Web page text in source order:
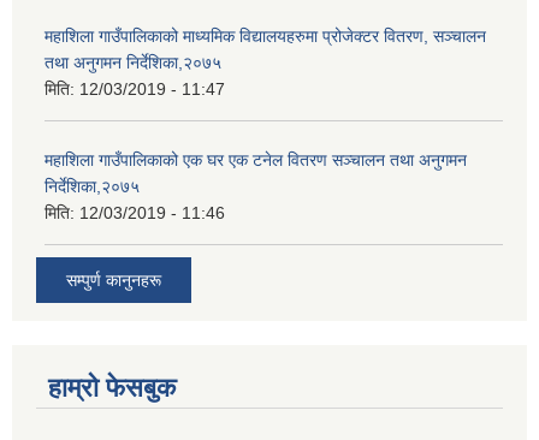
महाशिला गाउँपालिकाको माध्यमिक विद्यालयहरुमा प्रोजेक्टर वितरण, सञ्चालन
तथा अनुगमन निर्देशिका,२०७५
मिति: 12/03/2019 - 11:47
महाशिला गाउँपालिकाको एक घर एक टनेल वितरण सञ्चालन तथा अनुगमन
निर्देशिका,२०७५
मिति: 12/03/2019 - 11:46
सम्पुर्ण कानुनहरू
हाम्रो फेसबुक